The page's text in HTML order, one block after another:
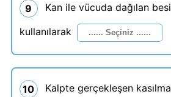
9
Kan ile vücuda dağılan
kullanılarak
10
Kalpte gerçekleşen